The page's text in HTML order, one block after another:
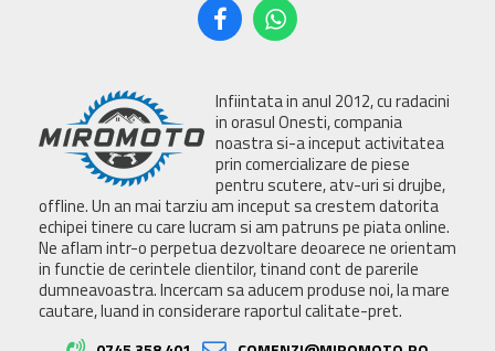
Infiintata in anul 2012, cu radacini
in orasul Onesti, compania
noastra si-a inceput activitatea
prin comercializare de piese
pentru scutere, atv-uri si drujbe,
offline. Un an mai tarziu am inceput sa crestem datorita
echipei tinere cu care lucram si am patruns pe piata online.
Ne aflam intr-o perpetua dezvoltare deoarece ne orientam
in functie de cerintele clientilor, tinand cont de parerile
dumneavoastra. Incercam sa aducem produse noi, la mare
cautare, luand in considerare raportul calitate-pret.